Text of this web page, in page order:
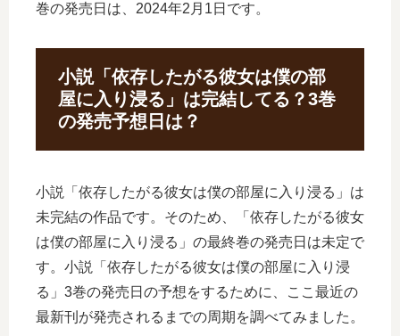
巻の発売日は、2024年2月1日です。
小説「依存したがる彼女は僕の部
屋に入り浸る」は完結してる？3巻
の発売予想日は？
小説「依存したがる彼女は僕の部屋に入り浸る」は
未完結の作品です。そのため、「依存したがる彼女
は僕の部屋に入り浸る」の最終巻の発売日は未定で
す。小説「依存したがる彼女は僕の部屋に入り浸
る」3巻の発売日の予想をするために、ここ最近の
最新刊が発売されるまでの周期を調べてみました。